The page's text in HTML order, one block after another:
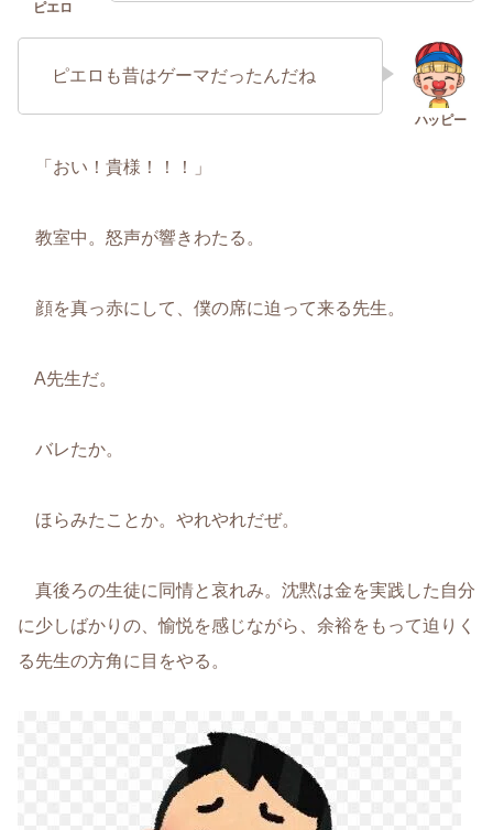
ピエロも昔はゲーマだったんだね
「おい！貴様！！！」
教室中。怒声が響きわたる。
顔を真っ赤にして、僕の席に迫って来る先生。
A先生だ。
バレたか。
ほらみたことか。やれやれだぜ。
真後ろの生徒に同情と哀れみ。沈黙は金を実践した自分
に少しばかりの、愉悦を感じながら、余裕をもって迫りく
る先生の方角に目をやる。